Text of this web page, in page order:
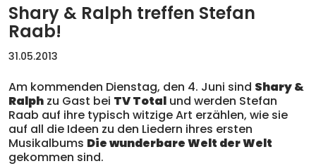
Shary & Ralph treffen Stefan
Raab!
31.05.2013
Am kommenden Dienstag, den 4. Juni sind Shary &
Ralph zu Gast bei TV Total und werden Stefan
Raab auf ihre typisch witzige Art erzählen, wie sie
auf all die Ideen zu den Liedern ihres ersten
Musikalbums Die wunderbare Welt der Welt
gekommen sind.